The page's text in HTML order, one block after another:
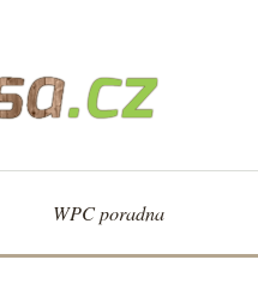
WPC poradna